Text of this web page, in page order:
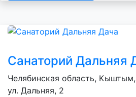
Санаторий Дальняя
Челябинская область,
ул. Дальняя, 2